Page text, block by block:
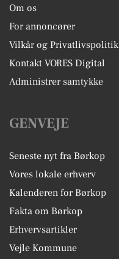
Om os
For annoncører
Vilkår og Privatlivspolitik
Kontakt VORES Digital
Administrer samtykke
GENVEJE
Seneste nyt fra Børkop
Vores lokale erhverv
Kalenderen for Børkop
Fakta om Børkop
Erhvervsartikler
Vejle Kommune